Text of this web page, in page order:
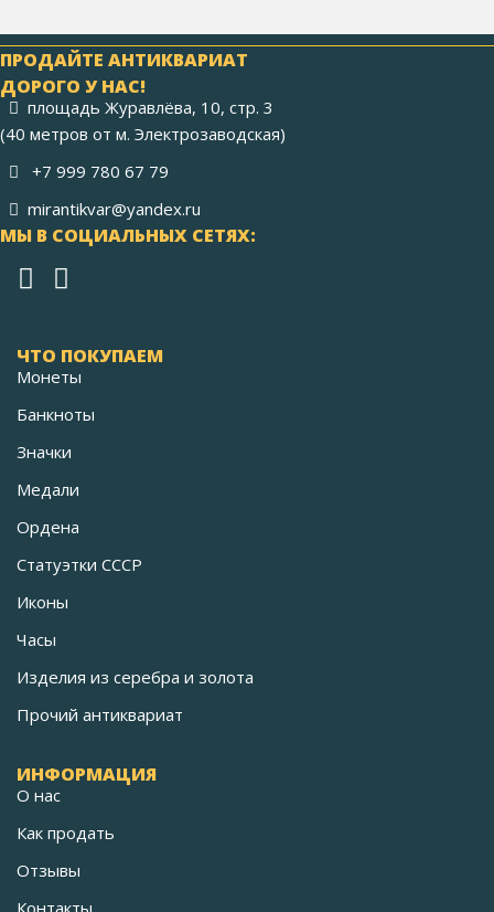
ПРОДАЙТЕ АНТИКВАРИАТ
ДОРОГО У НАС!
площадь Журавлёва, 10, стр. 3
(40 метров от м. Электрозаводская)
+7 999 780 67 79
mirantikvar@yandex.ru
МЫ В СОЦИАЛЬНЫХ СЕТЯХ:
ЧТО ПОКУПАЕМ
Монеты
Банкноты
Значки
Медали
Ордена
Статуэтки СССР
Иконы
Часы
Изделия из серебра и золота
Прочий антиквариат
ИНФОРМАЦИЯ
О нас
Как продать
Отзывы
Контакты